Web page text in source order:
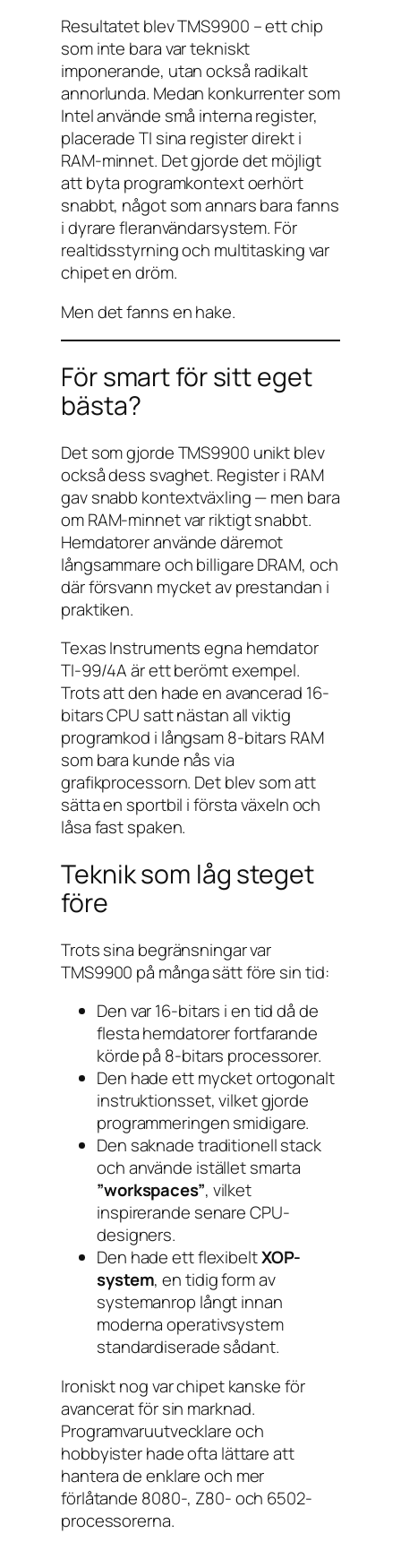
Resultatet blev TMS9900 – ett chip
som inte bara var tekniskt
imponerande, utan också radikalt
annorlunda. Medan konkurrenter som
Intel använde små interna register,
placerade TI sina register direkt i
RAM-minnet. Det gjorde det möjligt
att byta programkontext oerhört
snabbt, något som annars bara fanns
i dyrare fleranvändarsystem. För
realtidsstyrning och multitasking var
chipet en dröm.
Men det fanns en hake.
För smart för sitt eget
bästa?
Det som gjorde TMS9900 unikt blev
också dess svaghet. Register i RAM
gav snabb kontextväxling — men bara
om RAM-minnet var riktigt snabbt.
Hemdatorer använde däremot
långsammare och billigare DRAM, och
där försvann mycket av prestandan i
praktiken.
Texas Instruments egna hemdator
TI-99/4A är ett berömt exempel.
Trots att den hade en avancerad 16-
bitars CPU satt nästan all viktig
programkod i långsam 8-bitars RAM
som bara kunde nås via
grafikprocessorn. Det blev som att
sätta en sportbil i första växeln och
låsa fast spaken.
Teknik som låg steget
före
Trots sina begränsningar var
TMS9900 på många sätt före sin tid:
Den var 16-bitars i en tid då de
flesta hemdatorer fortfarande
körde på 8-bitars processorer.
Den hade ett mycket ortogonalt
instruktionsset, vilket gjorde
programmeringen smidigare.
Den saknade traditionell stack
och använde istället smarta
”workspaces”, vilket
inspirerande senare CPU-
designers.
Den hade ett flexibeltXOP-
system, en tidig form av
systemanrop långt innan
moderna operativsystem
standardiserade sådant.
Ironiskt nog var chipet kanskeför
avanceratför sin marknad.
Programvaruutvecklare och
hobbyister hade ofta lättare att
hantera de enklare och mer
förlåtande 8080-, Z80- och 6502-
processorerna.